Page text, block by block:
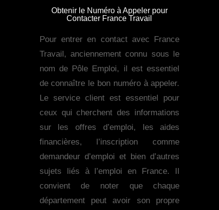
Obtenir le Numéro à Appeler pour
Contacter France Travail
Pour entrer en contact avec France
Travail, anciennement connu sous le
nom de Pôle Emploi, il est essentiel
de connaître le bon numéro à appeler.
Le service client est essentiel pour
ceux qui cherchent des informations
sur les offres d’emploi, les aides
financières, l’inscription comme
demandeur d’emploi et bien d’autres
sujets liés à l’emploi en France. Il
convient de noter que chaque
département peut avoir son propre